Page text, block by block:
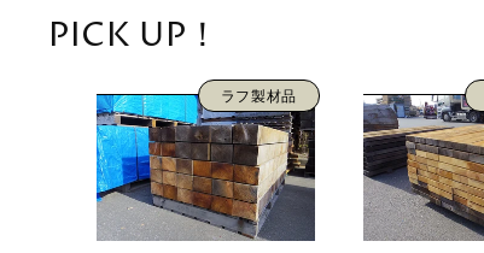
PICK UP！
ラフ製材品